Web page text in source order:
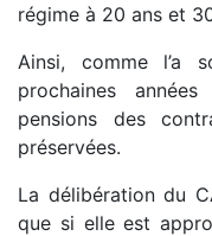
régime à 20 ans et
Ainsi, comme l’a
prochaines
pensions des
préservées.
La délibération du
que si elle est